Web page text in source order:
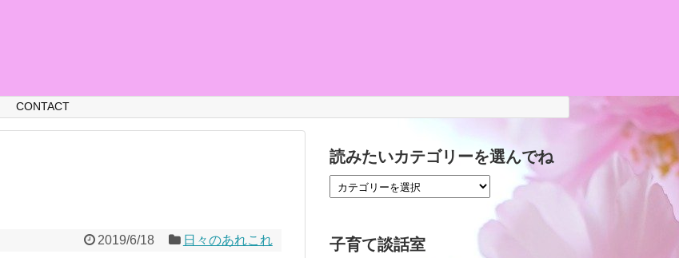
CONTACT
2019/6/18 日々のあれこれ
読みたいカテゴリーを選んでね
子育て談話室